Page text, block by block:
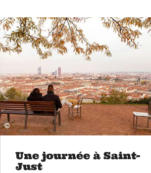
©
Une journée à Saint-
Just